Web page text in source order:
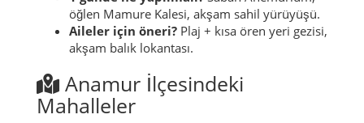
öğlen Mamure Kalesi, akşam sahil yürüyüşü.
Aileler için öneri? Plaj + kısa ören yeri gezisi,
akşam balık lokantası.
Anamur İlçesindeki
Mahalleler